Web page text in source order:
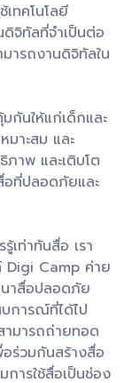
เทคโนโลยี
จิทัลที่จำเป็นต่อ
ารถงานดิจิทัลใน
กันให้แก่เด็กและ
มาะสม และ
ภาพ และเติบโต
อที่ปลอดภัยและ
เท่าทันสื่อ เรา
Digi Camp ค่าย
าสื่อปลอดภัย
บการณ์ที่ได้ไป
ามารถถ่ายทอด
ร่วมกันสร้างสื่อ
ารใช้สื่อเป็นช่อง